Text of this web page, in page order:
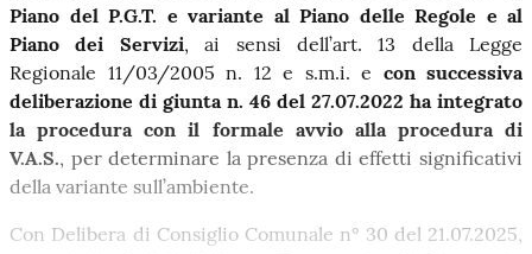
Piano del P.G.T. e variante al Piano delle Regole e al
Piano dei Servizi, ai sensi dell’art. 13 della Legge
Regionale 11/03/2005 n. 12 e s.m.i. e con successiva
deliberazione di giunta n. 46 del 27.07.2022 ha integrato
la procedura con il formale avvio alla procedura di
V.A.S., per determinare la presenza di effetti significativi
della variante sull’ambiente.
Con Delibera di Consiglio Comunale n° 30 del 21.07.2025,